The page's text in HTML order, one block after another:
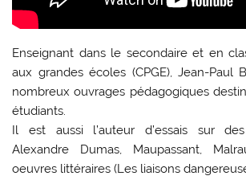
Enseignant dans le secondaire et en
aux grandes écoles (CPGE), Jean-Paul
nombreux ouvrages pédagogiques
étudiants.
Il est aussi l’auteur d’essais sur
Alexandre Dumas, Maupassant,
oeuvres littéraires (Les liaisons